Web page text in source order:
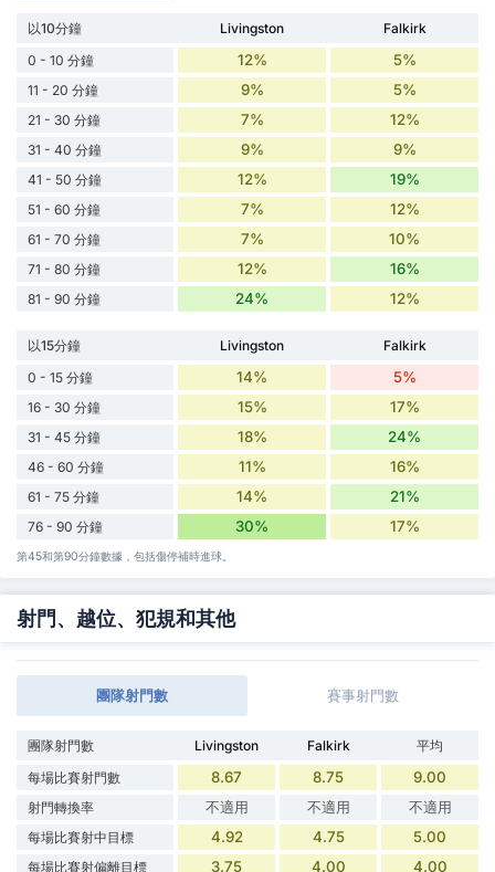
以10分鐘 Livingston
Falkirk
0 - 10 分鐘
12% 5%
11 - 20 分鐘 9% 5%
21 - 30 分鐘 7% 12%
31 - 40 分鐘 9% 9%
41 - 50 分鐘 12% 19%
51 - 60 分鐘 7% 12%
61 - 70 分鐘 7% 10%
71 - 80 分鐘 12% 16%
81 - 90 分鐘 24% 12%
以15分鐘 Livingston
Falkirk
0 - 15 分鐘
14% 5%
16 - 30 分鐘 15% 17%
31 - 45 分鐘 18% 24%
46 - 60 分鐘 11% 16%
61 - 75 分鐘 14% 21%
76 - 90 分鐘 30% 17%
第45和第90分鐘數據，包括傷停補時進球。
射門、越位、犯規和其他
團隊射門數 賽事射門數
團隊射門數 Livingston Falkirk
平均
每場比賽射門數
8.67 8.75 9.00
射門轉換率 不適用 不適用 不適用
每場比賽射中目標 4.92 4.75 5.00
每場比賽射偏離目標 3.75 4.00 4.00